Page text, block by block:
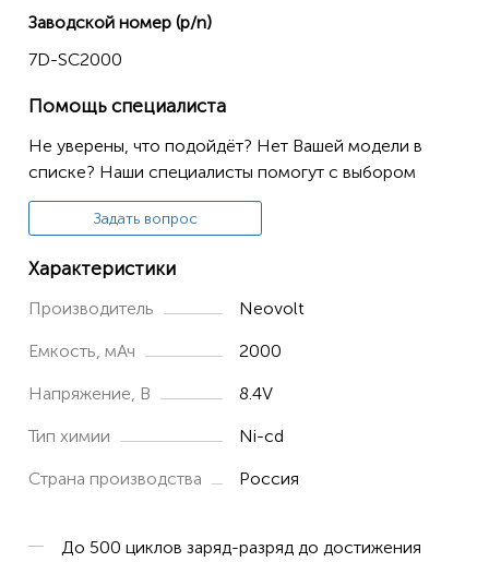
Заводской номер (p/n)
7D-SC2000
Помощь специалиста
Не уверены, что подойдёт? Нет Вашей модели в
списке? Наши специалисты помогут с выбором
Задать вопрос
Характеристики
Производитель Neovolt
Емкость, мАч 2000
Напряжение, В 8.4V
Тип химии Ni-cd
Страна производства Россия
До 500 циклов заряд-разряд до достижения